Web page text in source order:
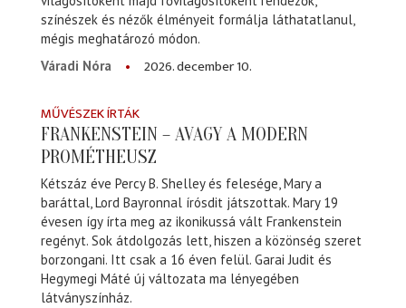
színészek és nézők élményeit formálja láthatatlanul,
mégis meghatározó módon.
Váradi Nóra
2026. december 10.
MŰVÉSZEK ÍRTÁK
FRANKENSTEIN – AVAGY A MODERN
PROMÉTHEUSZ
Kétszáz éve Percy B. Shelley és felesége, Mary a
baráttal, Lord Bayronnal írósdit játszottak. Mary 19
évesen így írta meg az ikonikussá vált Frankenstein
regényt. Sok átdolgozás lett, hiszen a közönség szeret
borzongani. Itt csak a 16 éven felül. Garai Judit és
Hegymegi Máté új változata ma lényegében
látványszínház.